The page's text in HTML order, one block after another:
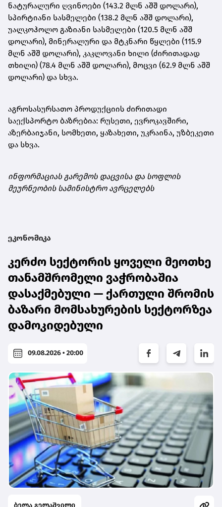
ნატურალური ღვინოები (143.2 მლნ აშშ დოლარი),
სპირტიანი სასმელები (138.2 მლნ აშშ დოლარი),
უალკოჰოლო გაზიანი სასმელები (120.5 მლნ აშშ
დოლარი), მინერალური და მტკნარი წყლები (115.9
მლნ აშშ დოლარი), კაკლოვანი ხილი (ძირითადად
თხილი) (78.4 მლნ აშშ დოლარი), მოცვი (62.9 მლნ აშშ
დოლარი) და სხვა.
აგროსასურსათო პროდუქციის ძირითადი
საექსპორტო ბაზრებია: რუსეთი, ევროკავშირი,
აზერბაიჯანი, სომხეთი, ყაზახეთი, უკრაინა, უზბეკეთი
და სხვა.
ინფორმაციას გარემოს დაცვისა და სოფლის
მეურნეობის სამინისტრო ავრცელებს
ეკონომიკა
კერძო სექტორის ყოველი მეოთხე
თანამშრომელი ვაჭრობაშია
დასაქმებული — ქართული შრომის
ბაზარი მომსახურების სექტორზეა
დამოკიდებული
09.08.2026 • 20:00